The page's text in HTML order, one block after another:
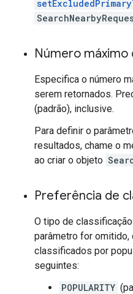
Número
Especifica o número
serem retornados.
(padrão), inclusive.
Para definir o
resultados, chame o
ao criar o objeto
Preferência de
O tipo de
parâmetro for
classificados por
seguintes:
POPULARITY